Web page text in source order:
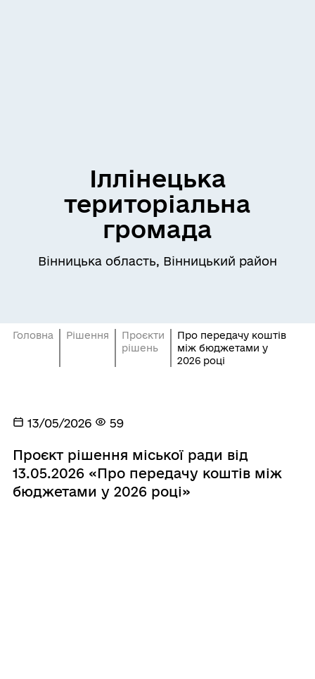
Іллінецька
територіальна
громада
Вінницька область, Вінницький район
Головна Рішення
Проєкти
рішень
Про передачу коштів
між бюджетами у
2026 році
13/05/2026 59
Проєкт рішення міської ради від
13.05.2026 «Про передачу коштів між
бюджетами у 2026 році»